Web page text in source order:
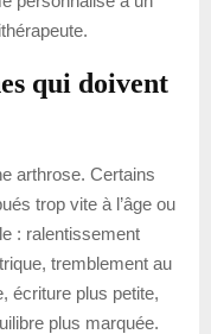
qui doivent
arthrose. Certains
trop vite à l’âge ou
: ralentissement
tremblement au
écriture plus petite,
plus marquée.